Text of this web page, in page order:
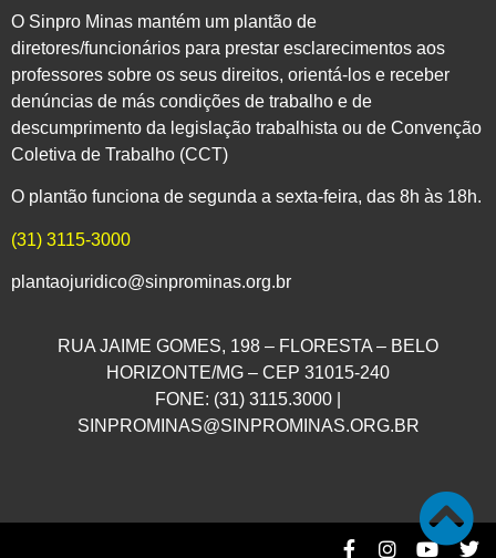
O Sinpro Minas mantém um plantão de
diretores/funcionários para prestar esclarecimentos aos
professores sobre os seus direitos, orientá-los e receber
denúncias de más condições de trabalho e de
descumprimento da legislação trabalhista ou de Convenção
Coletiva de Trabalho (CCT)
O plantão funciona de segunda a sexta-feira, das 8h às 18h.
(31) 3115-3000
plantaojuridico@sinprominas.org.br
RUA JAIME GOMES, 198 – FLORESTA – BELO
HORIZONTE/MG – CEP 31015-240
FONE: (31) 3115.3000 |
SINPROMINAS@SINPROMINAS.ORG.BR